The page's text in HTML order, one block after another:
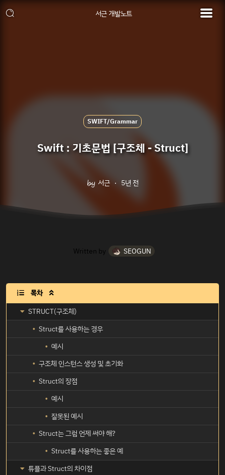
서근 개발노트
SWIFT/Grammar
Swift : 기초문법 [구조체 - Struct]
서근 5년 전
Written by SEOGUN
목차 
STRUCT(구조체)
Struct를 사용하는 경우
예시
구조체 인스턴스 생성 및 초기화
Struct의 장점
예시
잘못된 예시
Struct는 그럼 언제 써야 해?
Struct를 사용하는 좋은 예
튜플과 Struct의 차이점